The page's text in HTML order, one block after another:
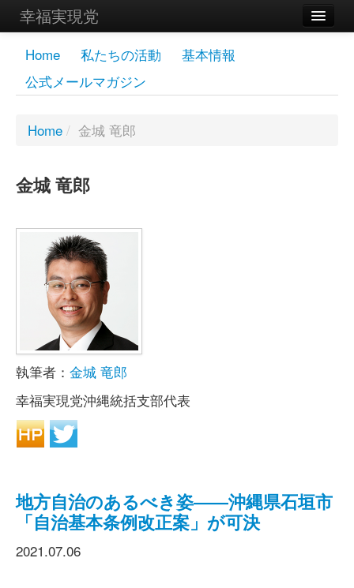
幸福実現党
メンバーズページ
党員
幸福の科学グループ
Home 私たちの活動
基本情報
公式メールマガジン
Home / 金城 竜郎
金城 竜郎
執筆者： 金城 竜郎
幸福実現党沖縄統括支部代表
地方自治のあるべき姿――沖縄県石垣市
「自治基本条例改正案」が可決
2021.07.06